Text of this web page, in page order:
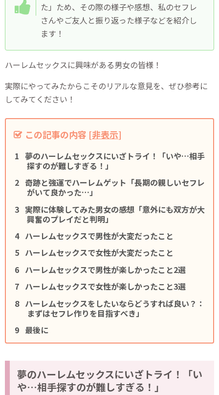
た」ため、その際の様子や感想、私のセフレ
さんやご友人と振り返った様子などを紹介し
ます！
ハーレムセックスに興味がある男女の皆様！
実際にやってみたからこそのリアルな意見を、ぜひ参考に
してみてください！
この記事の内容 [非表示]
夢のハーレムセックスにいざトライ！「いや…相手
探すのが難しすぎる！」
奇跡と強運でハーレムゲット「長期の親しいセフレ
がいて良かった…」
実際に体験してみた男女の感想「意外にも双方が大
興奮のプレイだと判明」
ハーレムセックスで男性が大変だったこと
ハーレムセックスで女性が大変だったこと
ハーレムセックスで男性が楽しかったこと2選
ハーレムセックスで女性が楽しかったこと3選
ハーレムセックスをしたいならどうすれば良い？：
まずはセフレ作りを目指すべき」
最後に
夢のハーレムセックスにいざトライ！「い
や…相手探すのが難しすぎる！」